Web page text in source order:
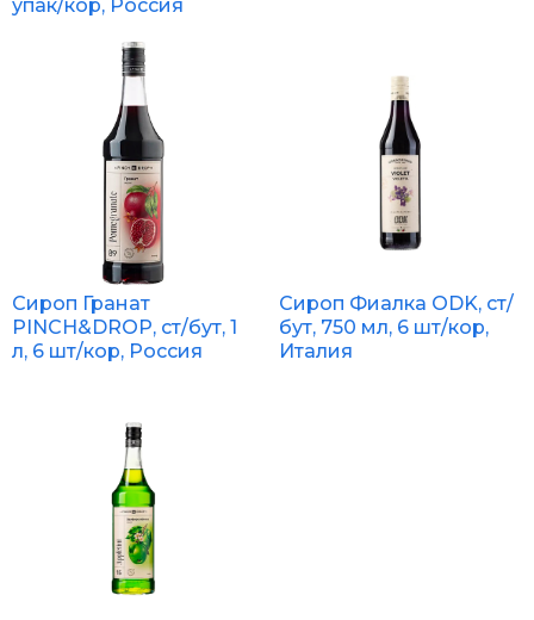
упак/кор, Россия
Сироп Гранат
PINCH&DROP, ст/бут, 1
л, 6 шт/кор, Россия
Сироп Фиалка ODK, ст/
бут, 750 мл, 6 шт/кор,
Италия